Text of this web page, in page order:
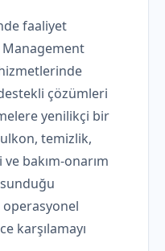
faaliyet
çözümleri
yenilikçi bir
temizlik,
bakım-onarım
karşılamayı